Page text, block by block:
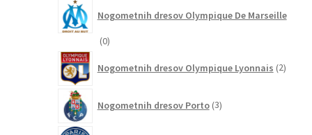
Nogometnih dresov Olympique De Marseille
00
Nogometnih dresov Olympique Lyonnais 2izdelka
Nogometnih dresov Porto 3izdelki